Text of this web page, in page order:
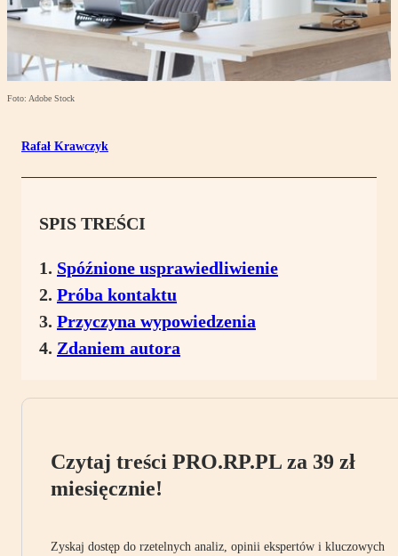
Foto: Adobe Stock
Rafał Krawczyk
SPIS TREŚCI
Spóźnione usprawiedliwienie
Próba kontaktu
Przyczyna wypowiedzenia
Zdaniem autora
Czytaj treści PRO.RP.PL za 39 zł
miesięcznie!
Zyskaj dostęp do rzetelnych analiz, opinii ekspertów i kluczowych